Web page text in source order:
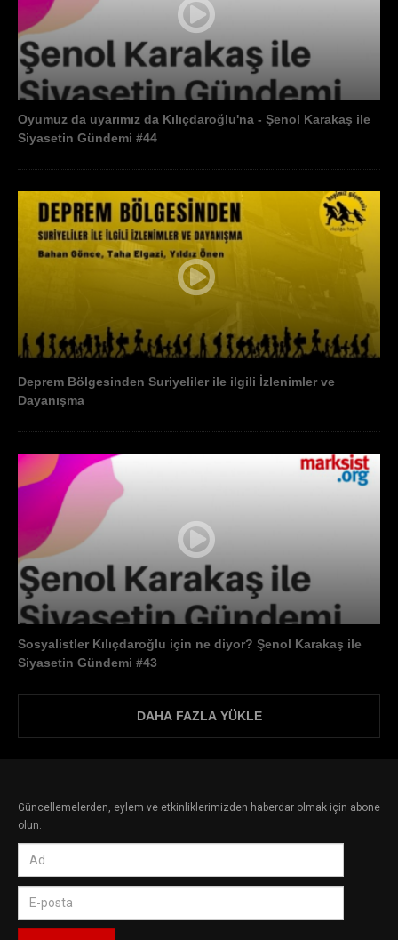
Oyumuz da uyarımız da Kılıçdaroğlu'na - Şenol Karakaş ile
Siyasetin Gündemi #44
Deprem Bölgesinden Suriyeliler ile ilgili İzlenimler ve
Dayanışma
Sosyalistler Kılıçdaroğlu için ne diyor? Şenol Karakaş ile
Siyasetin Gündemi #43
DAHA FAZLA YÜKLE
Güncellemelerden, eylem ve etkinliklerimizden haberdar olmak için abone
olun.